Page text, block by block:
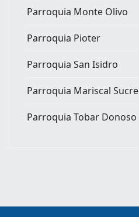
Parroquia Monte Olivo
Parroquia Pioter
Parroquia San Isidro
Parroquia Mariscal Sucre
Parroquia Tobar Donoso